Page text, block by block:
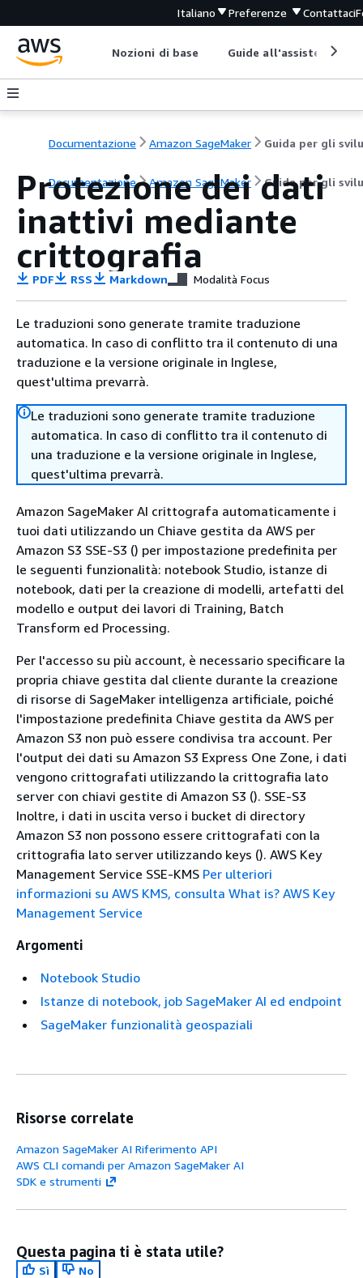
Italiano Preferenze Contattaci
Nozioni di base Guide all'assistenza
Documentazione Amazon SageMaker
Documentazione Amazon SageMaker Guida per gli
Protezione dei dati
inattivi mediante
crittografia
PDF RSS Markdown Modalità Focus
Le traduzioni sono generate tramite traduzione
automatica. In caso di conflitto tra il contenuto di una
traduzione e la versione originale in Inglese,
quest'ultima prevarrà.
Le traduzioni sono generate tramite traduzione
automatica. In caso di conflitto tra il contenuto di
una traduzione e la versione originale in Inglese,
quest'ultima prevarrà.
Amazon SageMaker AI crittografa automaticamente i
tuoi dati utilizzando un Chiave gestita da AWS per
Amazon S3 SSE-S3 () per impostazione predefinita per
le seguenti funzionalità: notebook Studio, istanze di
notebook, dati per la creazione di modelli, artefatti del
modello e output dei lavori di Training, Batch
Transform ed Processing.
Per l'accesso su più account, è necessario specificare la
propria chiave gestita dal cliente durante la creazione
di risorse di SageMaker intelligenza artificiale, poiché
l'impostazione predefinita Chiave gestita da AWS per
Amazon S3 non può essere condivisa tra account. Per
l'output dei dati su Amazon S3 Express One Zone, i dati
vengono crittografati utilizzando la crittografia lato
server con chiavi gestite di Amazon S3 (). SSE-S3
Inoltre, i dati in uscita verso i bucket di directory
Amazon S3 non possono essere crittografati con la
crittografia lato server utilizzando keys (). AWS Key
Management Service SSE-KMS Per ulteriori
informazioni su AWS KMS, consulta What is? AWS Key
Management Service
Argomenti
Notebook Studio
Istanze di notebook, job SageMaker AI ed endpoint
SageMaker funzionalità geospaziali
Risorse correlate
Amazon SageMaker AI Riferimento API
AWS CLI comandi per Amazon SageMaker AI
SDK e strumenti
Questa pagina ti è stata utile?
Sì
No